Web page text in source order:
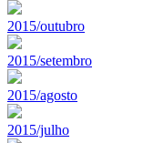
2015/outubro
2015/setembro
2015/agosto
2015/julho